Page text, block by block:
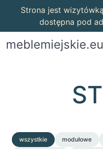
Strona jest
dostępna pod
meblemiejskie.eu
wszystkie modułowe